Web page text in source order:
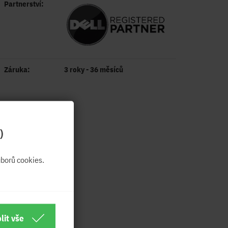
Partnerství:
Záruka: 3 roky - 36 měsíců
cookies.
vše